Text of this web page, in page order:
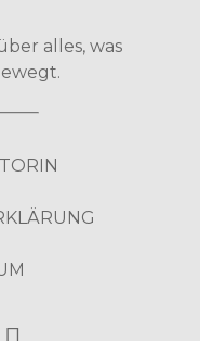
alles, was